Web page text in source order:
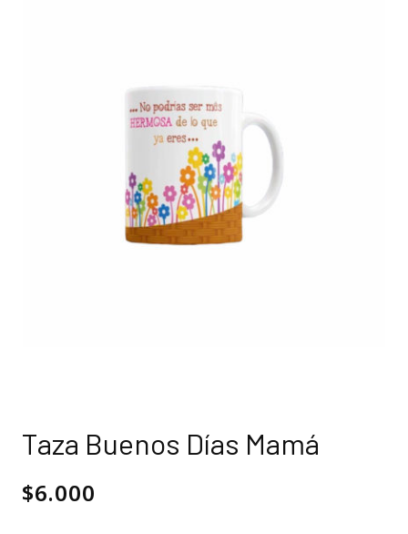
Taza Buenos Días Mamá
$6.000